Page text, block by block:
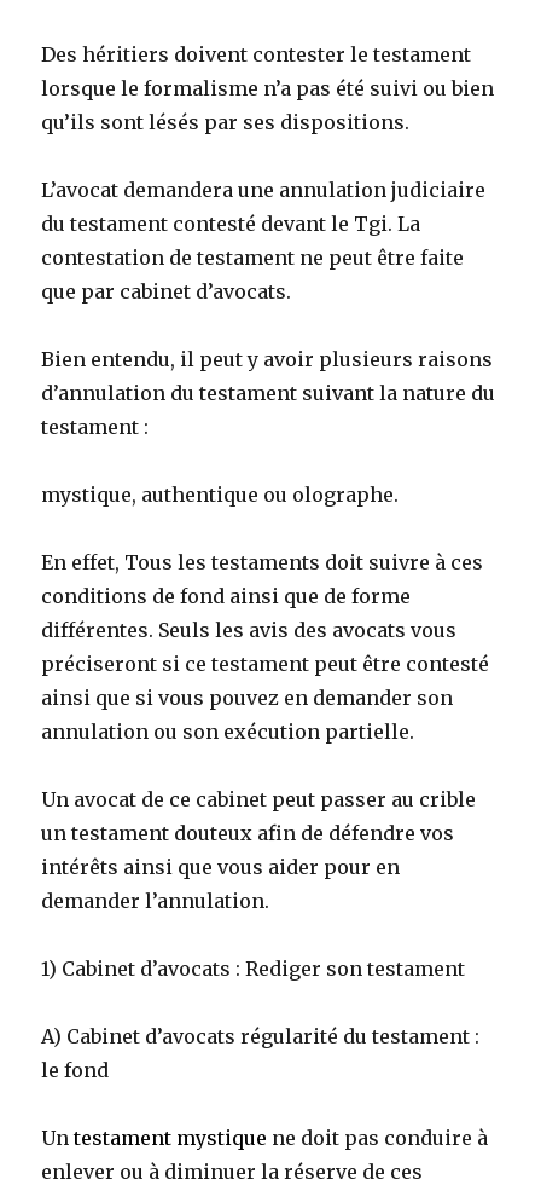
Des héritiers doivent contester le testament
lorsque le formalisme n’a pas été suivi ou bien
qu’ils sont lésés par ses dispositions.
L’avocat demandera une annulation judiciaire
du testament contesté devant le Tgi. La
contestation de testament ne peut être faite
que par cabinet d’avocats.
Bien entendu, il peut y avoir plusieurs raisons
d’annulation du testament suivant la nature du
testament :
mystique, authentique ou olographe.
En effet, Tous les testaments doit suivre à ces
conditions de fond ainsi que de forme
différentes. Seuls les avis des avocats vous
préciseront si ce testament peut être contesté
ainsi que si vous pouvez en demander son
annulation ou son exécution partielle.
Un avocat de ce cabinet peut passer au crible
un testament douteux afin de défendre vos
intérêts ainsi que vous aider pour en
demander l’annulation.
1) Cabinet d’avocats : Rediger son testament
A) Cabinet d’avocats régularité du testament :
le fond
Untestament mystique ne doit pas conduire à
enlever ou à diminuer la réserve de ces